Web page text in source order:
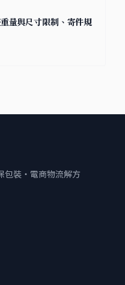
量與尺寸限制、寄件規
包裝・電商物流解方